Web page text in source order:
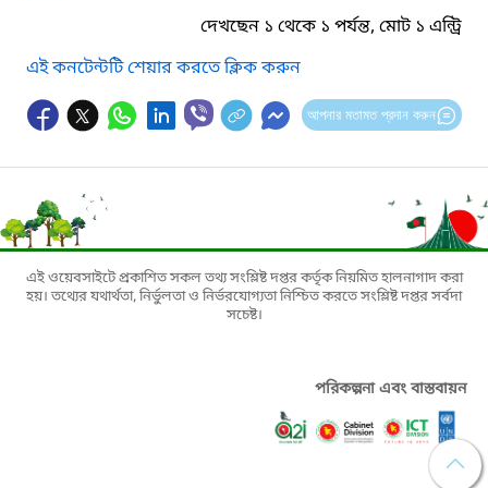
দেখছেন ১ থেকে ১ পর্যন্ত, মোট ১ এন্ট্রি
এই কনটেন্টটি শেয়ার করতে ক্লিক করুন
আপনার মতামত প্রদান করুন
এই ওয়েবসাইটে প্রকাশিত সকল তথ্য সংশ্লিষ্ট দপ্তর কর্তৃক নিয়মিত হালনাগাদ করা
হয়। তথ্যের যথার্থতা, নির্ভুলতা ও নির্ভরযোগ্যতা নিশ্চিত করতে সংশ্লিষ্ট দপ্তর সর্বদা
সচেষ্ট।
পরিকল্পনা এবং বাস্তবায়ন